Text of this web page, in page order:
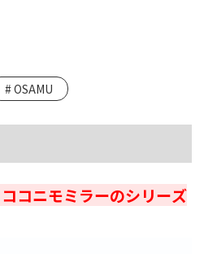
コニモミラーのシリーズ
OSAMU